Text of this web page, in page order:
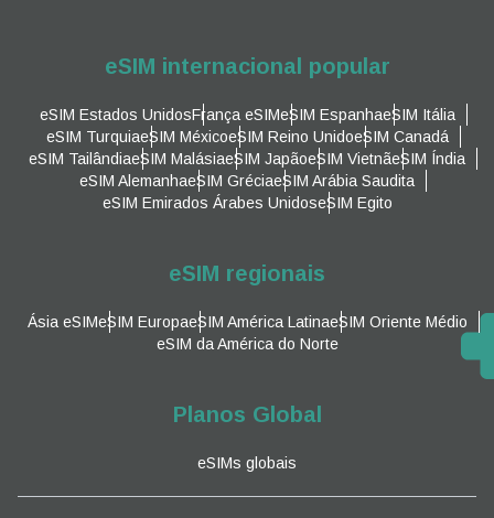
eSIM internacional popular
eSIM Estados UnidosFrança eSIMeSIM EspanhaeSIM Itália
eSIM TurquiaeSIM MéxicoeSIM Reino UnidoeSIM Canadá
eSIM TailândiaeSIM MalásiaeSIM JapãoeSIM VietnãeSIM Índia
eSIM AlemanhaeSIM GréciaeSIM Arábia Saudita
eSIM Emirados Árabes UnidoseSIM Egito
eSIM regionais
Ásia eSIMeSIM EuropaeSIM América LatinaeSIM Oriente Médio
eSIM da América do Norte
Planos Global
eSIMs globais